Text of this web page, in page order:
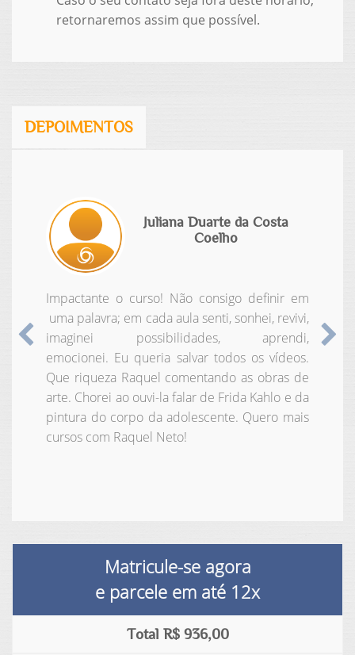
retornaremos assim que possível.
DEPOIMENTOS
Juliana Duarte da Costa
Coelho
Impactante o curso! Não consigo definir em
uma palavra; em cada aula senti, sonhei, revivi,
imaginei possibilidades, aprendi,
emocionei. Eu queria salvar todos os vídeos.
Que riqueza Raquel comentando as obras de
arte. Chorei ao ouvi-la falar de Frida Kahlo e da
pintura do corpo da adolescente. Quero mais
cursos com Raquel Neto!
Anterior
Matricule-se agora
e parcele em até 12x
Total R$ 936,00